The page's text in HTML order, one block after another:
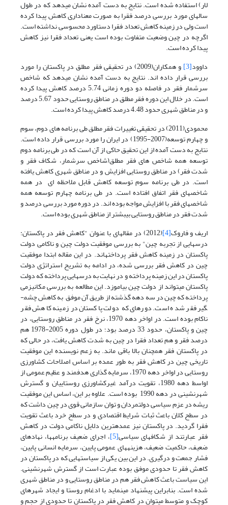
لار) استفاده شده است. نتایج به دست آمده نشان میدهد که در طول
سالهای مورد بررسی درصد فقرا به صورت معناداری کاهش پیدا کرده
است ولی در زمینه کاهش تعداد فقرا دستاورد محسوسی نداشته است.
اگرچه در چین وضعیت متفاوت بوده است یعنی تعداد فقرا نیز کاهش
پیدا کرده است.
داوود[3] و همکاران(2009) در تحقیقی فقر مطلق در پاکستان را مورد
بررسی قرار داده اند. نتایج به دست آمده نشان میدهد که شاخص
سرشمار فقر در فاصله دو دوره زمانی 5.74 درصد کاهش پیدا کرده
است. در خلال این دوره فقر مطلق در مناطق روستایی حدود 5.67 درصد
و در مناطق شهری حدود 4.48 درصد کاهش پیدا کرده است.
محمودی(2011) در تحقیقی تغییرات فقر مطلق طی برنامه های دوم، سوم
و چهارم توسعه(2007-1995) در ایران را مورد بررسی قرار داده است.
نتایج به دست آمده از این تحقیق حاکی از آن است که در طی برنامه دوم
توسعه همه شاخص های فقر مطلق(شاخص سرشمار، شکاف فقر و
شدت فقر) در مناطق روستایی افزایش و در مناطق شهری کاهش یافته
است. در طی برنامه سوم توسعه کاهش قابل ملاحظه ای در همه
شاخصهای فقر اتفاق افتاده است. در طی برنامه چهارم توسعه همه
شاخصهای فقر با افزایش مواجه بوده اند. در دوره مورد بررسی درصد و
شدت فقر در مناطق روستایی بیبشتر از مناطق شهری بوده است.
اریف و فاروک[4] (2012) در مقاله­ای با عنوان "کاهش فقر در پاکستان:
درسهایی از تجربه چین" به بررسی موفقیت دولت چین و ناکامی دولت
پاکستان در زمینه کاهش فقر پرداخته­اند. در این مقاله ابتدا موفقیت
چین در کاهش فقر بررسی شده، در ادامه به تشریح استراتژی دولت
پاکستان در این زمینه پرداخته و در نهایت به درسهایی پرداخته که دولت
پاکستان می­تواند از دولت چین بیاموزد. این مطالعه به بررسی مکانیزمی
پرداخته که چین در سه دهه گذشته از طریق آن موفق به کاهش چشم­
گیر فقر شده است. دوره­ای که دولت پاکستان در زمینه کاهش فقر
ناکام بوده است. در اواخر دهه 1970، نرخ فقر در مناطق روستایی، در
چین و پاکستان، حدود 33 درصد بود؛ در طول دوره 2005-1978 هم
درصد فقر و هم تعداد فقرا در چین به شدت کاهش یافت، در حالی که
در پاکستان فقر همچنان بالا باقی ماند. به زعم نویسنده این موفقیت
تاریخی چین در کاهش فقر به طور عمده بر اساس اصلاحات کشاورزی
روستایی در اواخر دهه 1970، سرمایه گذاری هدفمند و عظیم عمومی از
اواسط دهه 1980، تقویت درآمد غیرکشاورزی روستاییان و گسترش
شهرنشینی در دهه 1990 بوده است. علاوه بر این، اساس این موفقیت
ریشه در عزم سیاسی دولت­مردان و توان سازمانی قوی در چین داشت که
در سطح کلان باعث ثبات شرایط اقتصادی و در سطح خرد باعث تقویت
فقرا گردید. در پاکستان نیز عمده­ترین دلایل ناکامی دولت در کاهش
فقر عبارتند از شکاف­های سیاسی[5] ، اجرای ضعیف برنامه­ها، نهادهای
ضعیف، حاکمیت ضعیف، هزینه­های عمومی پایین، سرمایه انسانی پایین،
فشار جمعت و درگیری. در این بین یکی از سیاست­هایی که در پاکستان در
کاهش فقر تا حدودی موفق بوده عبارت است از گسترش شهرنشینی.
این سیاست باعث کاهش فقر هم در مناطق روستایی و در مناطق شهری
شده است. بنابراین پیشنهاد می­نماید با ادغام روستا و ایجاد شهرهای
کوچک و متوسط می­توان در کاهش فقر در پاکستان تا حدودی از حجم و